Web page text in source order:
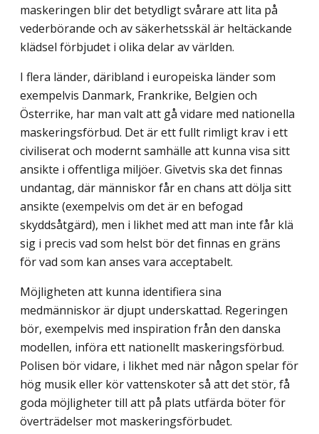
maskeringen blir det betydligt svårare att lita på
vederbörande och av säkerhetsskäl är heltäckande
klädsel förbjudet i olika delar av världen.
I flera länder, däribland i europeiska länder som
exempelvis Danmark, Frankrike, Belgien och
Österrike, har man valt att gå vidare med nationella
maskeringsförbud. Det är ett fullt rimligt krav i ett
civiliserat och modernt samhälle att kunna visa sitt
ansikte i offentliga miljöer. Givetvis ska det finnas
undantag, där människor får en chans att dölja sitt
ansikte (exempelvis om det är en befogad
skyddsåtgärd), men i likhet med att man inte får klä
sig i precis vad som helst bör det finnas en gräns
för vad som kan anses vara acceptabelt.
Möjligheten att kunna identifiera sina
medmänniskor är djupt underskattad. Reger­ingen
bör, exempelvis med inspiration från den danska
modellen, införa ett nationellt maskeringsförbud.
Polisen bör vidare, i likhet med när någon spelar för
hög musik eller kör vattenskoter så att det stör, få
goda möjligheter till att på plats utfärda böter för
överträdelser mot maskeringsförbudet.